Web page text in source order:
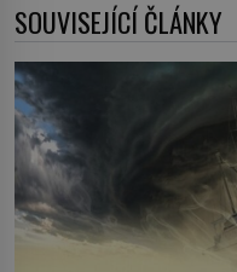
SOUVISEJÍCÍ ČLÁNKY